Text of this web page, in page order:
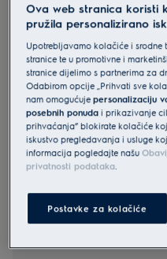
Electrolux 800
SteamPro
5 (53)
Sigurnosne upute i
regulativi 2023/988
korisničkog priručnika. Za
pročitajte cijeli korisnički
Ova web stranica koristi
pružila personalizirano
Upotrebljavamo kolačiće i srodne
stranice te u promotivne i
stranice dijelimo s partnerima za
Odabirom opcije „Prihvati sve
nam omogućujepersonalizaciju
posebnih ponuda i prikazivanje
prihvaćanja” blokirate kolačiće
iskustvo pregledavanja i usluge
informacija pogledajte našu
privatnosti podataka.
Postavke za kolačiće